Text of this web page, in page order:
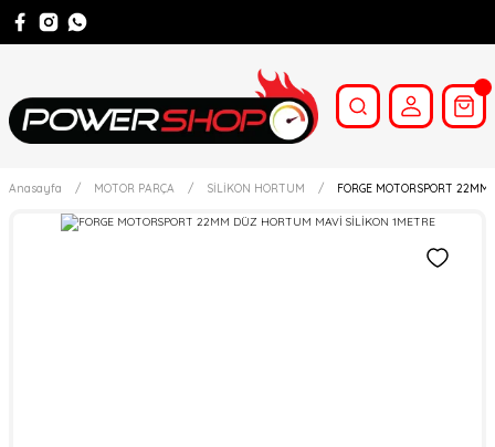
Anasayfa MOTOR PARÇA SİLİKON HORTUM FORGE MOTORSPORT